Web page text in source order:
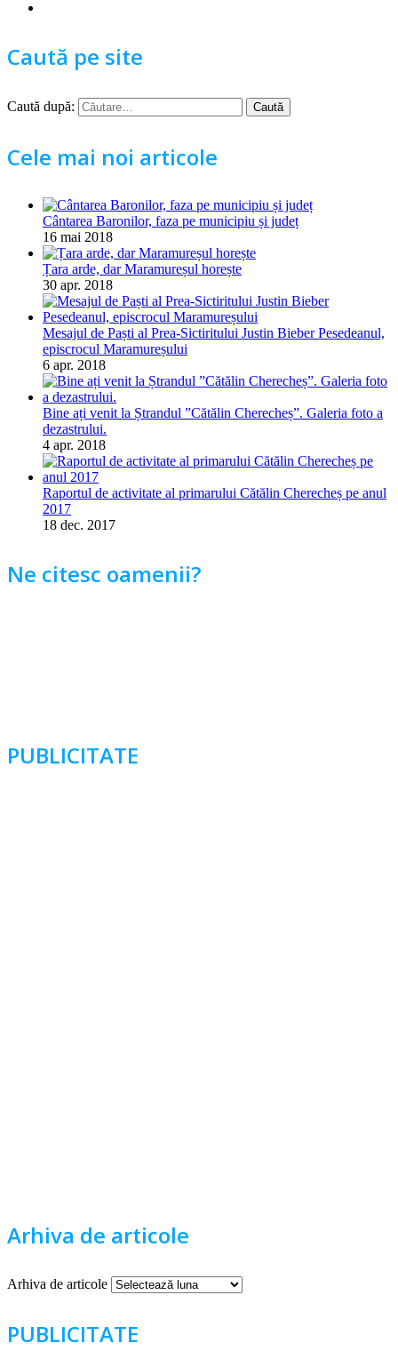
Caută pe site
Caută după:
Cele mai noi articole
Cântarea Baronilor, faza pe municipiu și județ
16 mai 2018
Țara arde, dar Maramureșul horește
30 apr. 2018
Mesajul de Paști al Prea-Sictiritului Justin Bieber Pesedeanul,
episcrocul Maramureșului
6 apr. 2018
Bine ați venit la Ștrandul ”Cătălin Cherecheș”. Galeria foto a
dezastrului.
4 apr. 2018
Raportul de activitate al primarului Cătălin Cherecheș pe anul
2017
18 dec. 2017
Ne citesc oamenii?
PUBLICITATE
Arhiva de articole
Arhiva de articole
PUBLICITATE